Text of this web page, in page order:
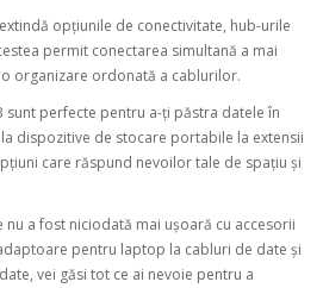
opțiunile de conectivitate, hub-urile
permit conectarea simultană a mai
organizare ordonată a cablurilor.
sunt perfecte pentru a-ți păstra datele în
dispozitive de stocare portabile la extensii
care răspund nevoilor tale de spațiu și
a fost niciodată mai ușoară cu accesorii
pentru laptop la cabluri de date și
vei găsi tot ce ai nevoie pentru a